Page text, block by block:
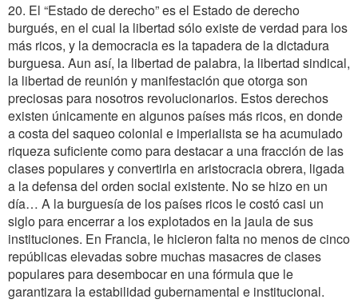
20. El “Estado de derecho” es el Estado de derecho
burgués, en el cual la libertad sólo existe de verdad para los
más ricos, y la democracia es la tapadera de la dictadura
burguesa. Aun así, la libertad de palabra, la libertad sindical,
la libertad de reunión y manifestación que otorga son
preciosas para nosotros revolucionarios. Estos derechos
existen únicamente en algunos países más ricos, en donde
a costa del saqueo colonial e imperialista se ha acumulado
riqueza suficiente como para destacar a una fracción de las
clases populares y convertirla en aristocracia obrera, ligada
a la defensa del orden social existente. No se hizo en un
día… A la burguesía de los países ricos le costó casi un
siglo para encerrar a los explotados en la jaula de sus
instituciones. En Francia, le hicieron falta no menos de cinco
repúblicas elevadas sobre muchas masacres de clases
populares para desembocar en una fórmula que le
garantizara la estabilidad gubernamental e institucional.